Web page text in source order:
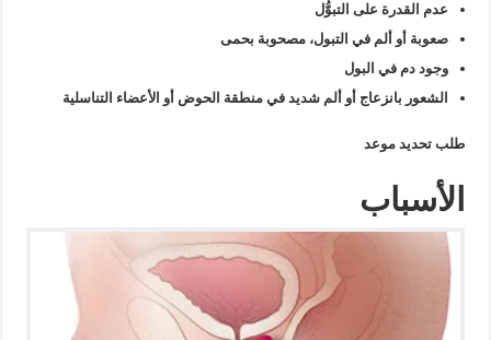
عدم القدرة على التبوُّل
صعوبة أو ألم في التبول، مصحوبة بحمى
وجود دم في البول
الشعور بانزعاج أو ألم شديد في منطقة الحوض أو الأعضاء التناسلية
طلب تحديد موعد
الأسباب